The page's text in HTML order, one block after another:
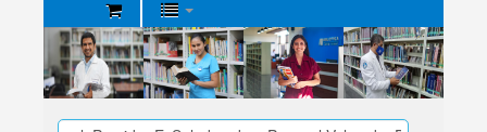
Biblioteca
Central
EsSalud